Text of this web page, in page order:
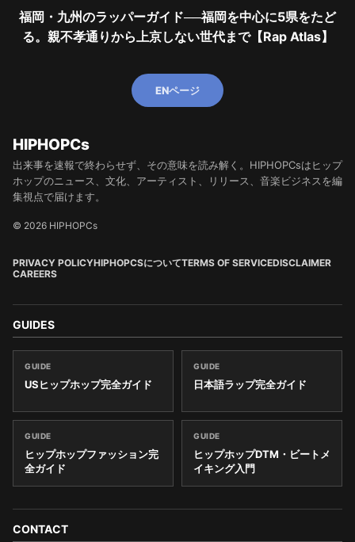
福岡・九州のラッパーガイド──福岡を中心に5県をたど
る。親不孝通りから上京しない世代まで【Rap Atlas】
ENページ
HIPHOPCs
出来事を速報で終わらせず、その意味を読み解く。HIPHOPCsはヒップ
ホップのニュース、文化、アーティスト、リリース、音楽ビジネスを編
集視点で届けます。
© 2026 HIPHOPCs
PRIVACY POLICYHIPHOPCSについてTERMS OF SERVICEDISCLAIMER
CAREERS
GUIDES
GUIDE
USヒップホップ完全ガイド
GUIDE
日本語ラップ完全ガイド
GUIDE
ヒップホップファッション完
全ガイド
GUIDE
ヒップホップDTM・ビートメ
イキング入門
CONTACT